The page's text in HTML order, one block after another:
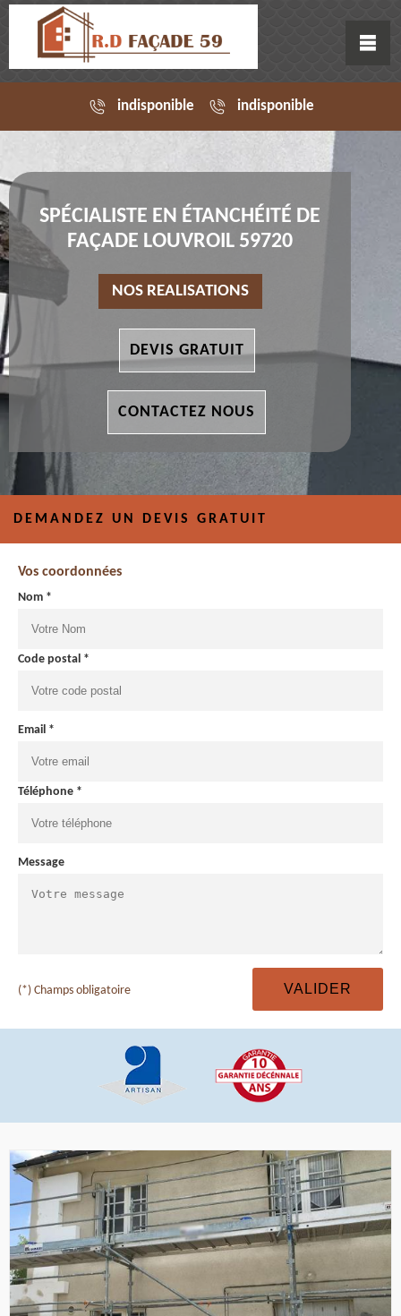
indisponible indisponible
SPÉCIALISTE EN ÉTANCHÉITÉ DE
FAÇADE LOUVROIL 59720
NOS REALISATIONS
DEVIS GRATUIT
CONTACTEZ NOUS
DEMANDEZ UN DEVIS GRATUIT
Vos coordonnées
Nom *
Code postal *
Email *
Téléphone *
Message
(*) Champs obligatoire